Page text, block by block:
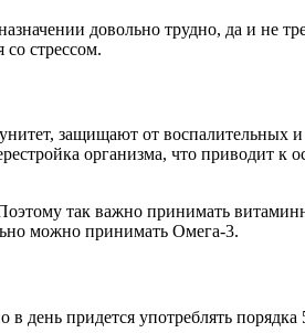
довольно трудно, да и не
стрессом.
защищают от воспалительных
организма, что приводит к
так важно принимать
можно принимать Омега-3.
день придется употреблять порядка